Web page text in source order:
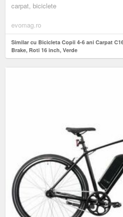
carpat, biciclete
evomag.ro
Similar cu Bicicleta Copii 4-6 ani Carpat
Brake, Roti 16 inch, Verde